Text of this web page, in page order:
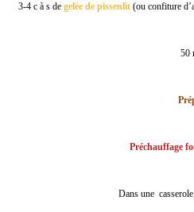
3-4 c à s de gelée de pissenlit (ou confiture
50
Préchauffage
Dans une